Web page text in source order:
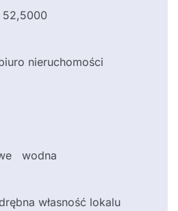
52,5000
nieruchomości
wodna
własność lokalu